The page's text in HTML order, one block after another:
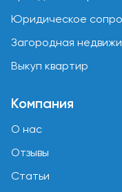
Юридическое
Загородная
Выкуп квартир
Компания
О нас
Отзывы
Статьи